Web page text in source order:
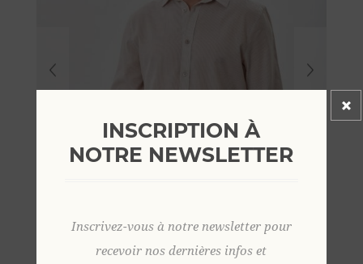
INSCRIPTION À
NOTRE NEWSLETTER
Inscrivez-vous à notre newsletter pour
recevoir nos dernières infos et